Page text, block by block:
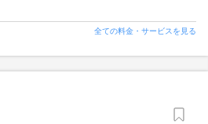
全ての料金・サービスを見る